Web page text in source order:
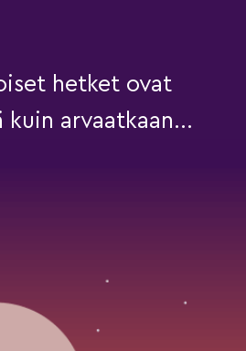
hetket ovat
kuin arvaatkaan...